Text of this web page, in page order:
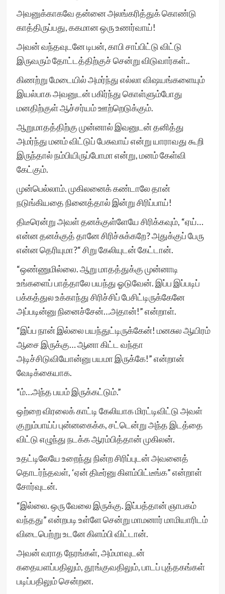
அவனுக்காகவே தன்னை அலங்கரித்துக் கொண்டு
காத்திருப்பது, ககமான ஒரு உணர்வாய்!
அவன் வந்தவுடனே டிபன், காபி சாப்பிட்டு விட்டு
இருவரும் தோட்டத்திற்குச் சென்று விடுவார்கள்..
கிணற்று மேடையில் அமர்ந்து எல்லா விஷயங்களையும்
இயல்பாக அவனுடன் பகிர்ந்து கொள்ளும்போது
மனதிற்குள் ஆச்சர்யம் ஊற்றெடுக்கும்.
ஆறுமாதத்திற்கு முன்னால் இவனுடன் தனித்து
அமர்ந்து மனம் விட்டுப் பேசுவாய் என்று யாராவது கூறி
இருந்தால் நம்பியிருப்போமா என்று, மனம் கேள்வி
கேட்கும்.
முன்பெல்லாம். முகிலனைக் கண்டாலே தான்
நடுங்கியதை நினைத்தால் இன்று சிரிப்பாய்!
திடீரென்று அவள் தனக்குள்ளேயே சிரிக்கவும், “ஏய்…
என்ன தனக்குத் தானே சிரிச்சுக்கறே? அதுக்குப் பேரு
என்ன தெரியுமா?“ சிறு கேலியுடன் கேட்டான்.
“ஒண்ணுமில்லை. ஆறு மாதத்துக்கு முன்னாடி
உங்களைப் பாத்தாலே பயந்து ஓடுவேன். இப்ப இப்படிப்
பக்கத்துல உக்காந்து சிரிச்சிப் பேசிட்டிருக்கேனே
அப்படின்னு நினைச்சேன்…அதான்!” என்றாள்.
“இப்ப நான் இல்லை பயந்துட்டிருக்கேன்! மனசுல ஆயிரம்
ஆசை இருக்கு… ஆனா கிட்ட வந்தா
அடிச்சிடுவியோன்னு பயமா இருக்கே!” என்றான்
வேடிக்கையாக.
“ம்…அந்த பயம் இருக்கட்டும்.”
ஒற்றை விரலைக் காட்டி கேலியாக மிரட்டிவிட்டு அவள்
குறும்பாய்ப் புன்னகைக்க, சட்டென்று அந்த இடத்தை
விட்டு எழுந்து நடக்க ஆரம்பித்தான் முகிலன்.
உதட்டிலேயே உறைந்து நின்ற சிரிப்புடன் அவனைத்
தொடர்ந்தவள், ‘ஏன் திடீர்னு கிளம்பிட்டீங்க” என்றாள்
சோர்வுடன்.
“இல்லை. ஒரு வேலை இருக்கு. இப்பத்தான் ஞாபகம்
வந்தது” என்றபடி உள்ளே சென்று மாமனார் மாமியாரிடம்
விடைபெற்று உடனே கிளம்பி விட்டான்.
அவன் வராத நேரங்கள், அம்மாவுடன்
கதையளப்பதிலும், தூங்குவதிலும், பாடப் புத்தகங்கள்
படிப்பதிலும் சென்றன.